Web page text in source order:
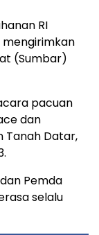
RI
(Sumbar)
pacuan
dan
Tanah Datar,
Pemda
selalu